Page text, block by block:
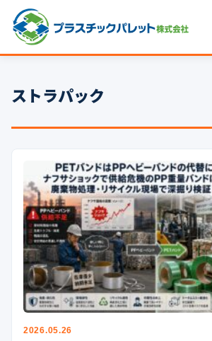
パレットサイズ
プラパレット
コンテナ
中古パレット
再生原料
梱包資材
イラン情勢まとめ
公式ブログ
ストラパック
2026.05.26